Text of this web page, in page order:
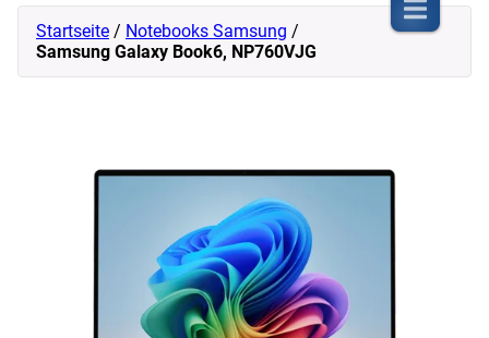
Startseite / Notebooks Samsung /
Samsung Galaxy Book6, NP760VJG